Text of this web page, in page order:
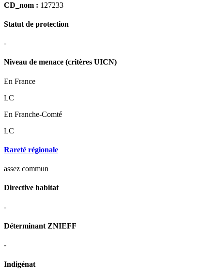
CD_nom : 127233
Statut de protection
-
Niveau de menace (critères UICN)
En France
LC
En Franche-Comté
LC
Rareté régionale
assez commun
Directive habitat
-
Déterminant ZNIEFF
-
Indigénat